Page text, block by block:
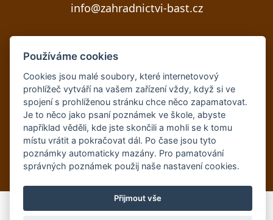
info@zahradnictvi-bast.cz
Celkem: 852 101 | Dnes: 79
Registrován v seznamu živnostníků.
Copyright Zahradnictví Bašť s.r.o. © 2015-2026 |
Development:Martin Modl
Používáme cookies
Cookies jsou malé soubory, které internetovový
prohlížeč vytváří na vašem zařízení vždy, když si ve
spojení s prohlíženou stránku chce něco zapamatovat.
Je to něco jako psaní poznámek ve škole, abyste
například věděli, kde jste skončili a mohli se k tomu
místu vrátit a pokračovat dál. Po čase jsou tyto
poznámky automaticky mazány. Pro pamatování
správných poznámek použij naše nastavení cookies.
Přijmout vše